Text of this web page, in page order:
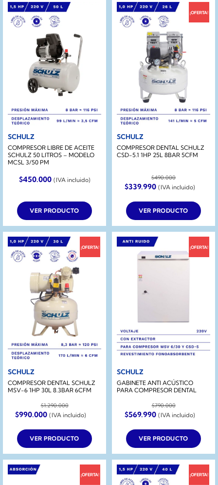
SCHULZ
COMPRESOR LIBRE DE ACEITE
SCHULZ 50 LITROS – MODELO
MCSL 3/50 PM
$450.000 (IVA incluido)
VER PRODUCTO
¡OFERTA!
SCHULZ
COMPRESOR DENTAL SCHULZ
CSD-5.1 1HP 25L 8BAR 5CFM
$490.000
El
precio
original
era:
$490.000.
$339.990El
precio
actual
es:
$339.990.
(IVA incluido)
VER PRODUCTO
¡OFERTA!
SCHULZ
COMPRESOR DENTAL SCHULZ
MSV-6 1HP 30L 8.3BAR 6CFM
$1.290.000
El
precio
original
era:
$1.290.000.
$990.000El
precio
actual
es:
$990.000.
(IVA incluido)
VER PRODUCTO
¡OFERTA!
SCHULZ
GABINETE ANTI ACÚSTICO
PARA COMPRESOR DENTAL
$790.000
El
precio
original
era:
$790.000.
$569.990El
precio
actual
es:
$569.990.
(IVA incluido)
VER PRODUCTO
¡OFERTA! ¡OFERTA!